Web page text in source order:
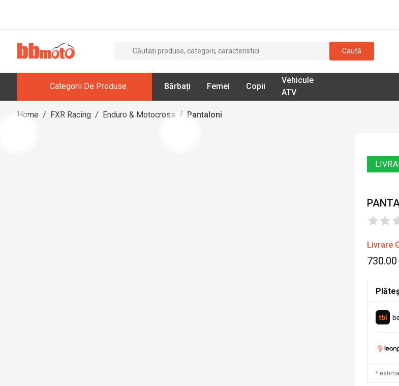
Caută
Categorii De Produse Bărbați Femei Copii
Vehicule
ATV
Home / FXR Racing / Enduro & Motocross / Pantaloni
Livrare
730.00
*